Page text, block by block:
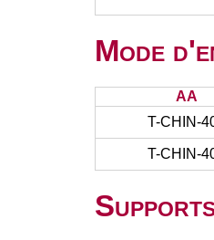
Mode
AA
T-CHIN-
T-CHIN-